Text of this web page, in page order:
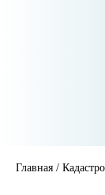
Главная /